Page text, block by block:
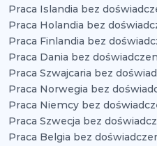
Praca Islandia bez
Praca Holandia bez
Praca Finlandia bez
Praca Dania bez
Praca Szwajcaria bez
Praca Norwegia bez
Praca Niemcy bez
Praca Szwecja bez
Praca Belgia bez